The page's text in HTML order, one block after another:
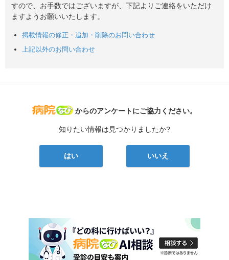
すので、お手数ではございますが、下記よりご連絡をいただけ
ますようお願いいたします。
掲載情報の修正・追加・削除のお問い合わせ
上記以外のお問い合わせ
病院なび
からのアンケートにご協力ください。
知りたい情報は見つかりましたか?
はい いいえ